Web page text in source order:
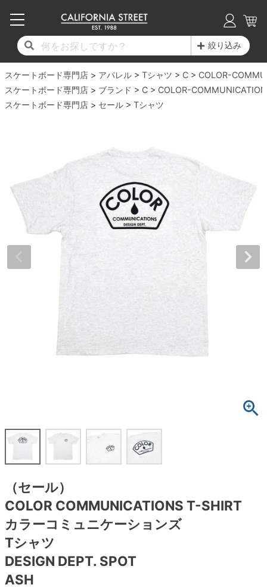
絞り込み
スケートボード専門店 アパレル Tシャツ C
COLOR-
スケートボード専門店
ブランド C
COLOR-
スケートボード専門店
セール Tシャツ
（セール）
COLOR COMMUNICATIONS T-SHIRT
カラーコミュニケーションズ
Tシャツ
DESIGN DEPT. SPOT
ASH
17時までのご注文は当日発送！
11,000円以上で送料無料！
毎月1日はポイント5倍！10日と20日は3倍！
コンプリートセット（完成品）
17時までのご注文は当日発送！
11,000円以上で送料無料！
毎月1日はポイント5倍！10日と20日は3倍！
デッキ新着一覧
サイズからデッキを選ぶ
子供用デッキ
7.0inch以下
7.2inch
7.6inch
7.7inch
8.4inch
8.6inch
8.7inch
8.8inch
トラック
17時までのご注文は当日発送！
11,000円以上で送料無料！
毎月1日はポイント5倍！10日と20日は3倍！
トラック新着一覧
適合デッキサイズから選ぶ
7.0inch以下
7.2inch
7.3inch
7.7inch
7.8inch
8.5inch
8.7inch
8.8inch
8.9inch
17時までのご注文は当日発送！
11,000円以上で送料無料！
毎月1日はポイント5倍！10日と20日は3倍！
ウィール新着一覧
ウィールをサイズから選ぶ
50mm
51mm
52mm
55mm
56mm
64mm
70mm
72mm
75mm
スピットファイヤー F4（フォーミュラフォ
ー）
ボーンズ XF（エックスフォーミュラ）
ボーンズ STF（エスティーエフ）
ベアリング
足回りセット（トラック・ウィールセット）
スケートケース・バッグ
17時までのご注文は当日発送！
11,000円以上で送料無料！
毎月1日はポイント5倍！10日と20日は3倍！
シューズ新着一覧
シューズをサイズから選ぶ
20cm
21cm
22cm
23.5cm
24cm
27.5cm
28.5cm
29cm
29.5cm
サンダル
インソール
シューレース・その他
17時までのご注文は当日発送！
11,000円以上で送料無料！
毎月1日はポイント5倍！10日と20日は3倍！
Tシャツ
ジャケット
トレーナー・セーター
7分袖シャツ・ラグラン
ソックス
サイズの測り方
17時までのご注文は当日発送！
11,000円以上で送料無料！
毎月1日はポイント5倍！10日と20日は3倍！
最新ブログ一覧
17時までのご注文は当日発送！
11,000円以上で送料無料！
毎月1日はポイント5倍！10日と20日は3倍！
初心者の方へ
スタッフおすすめアイテム
ブランド紹介
17時までのご注文は当日発送！
11,000円以上で送料無料！
毎月1日はポイント5倍！10日と20日は3倍！
店舗情報
スタッフ紹介
カリフォルニアストリートの歴史
求人情報
プライバシーポリシー